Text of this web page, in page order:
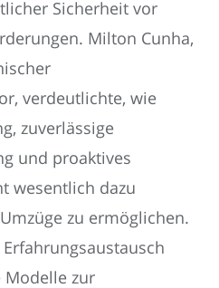
Sicherheit vor
Milton Cunha,
verdeutlichte, wie
zuverlässige
und proaktives
wesentlich dazu
zu ermöglichen.
Modelle zur